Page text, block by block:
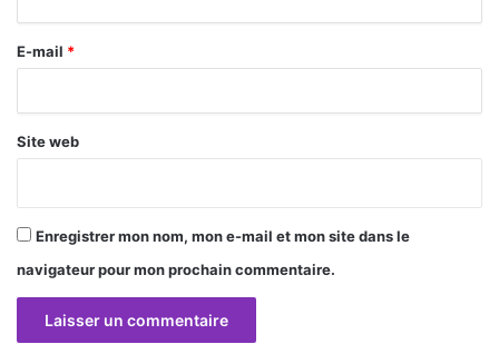
r
e
E-mail *
Site web
Enregistrer mon nom, mon e-mail et mon site dans le
navigateur pour mon prochain commentaire.